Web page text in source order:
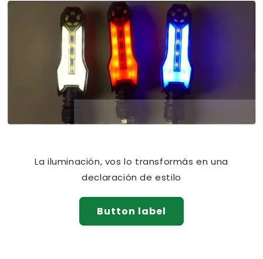
La iluminación, vos lo transformás en una
declaración de estilo
Button label